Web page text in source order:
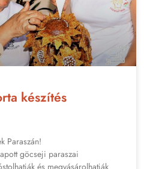
készítés
Paraszán!
göcseji paraszai
és megvásárolhatják